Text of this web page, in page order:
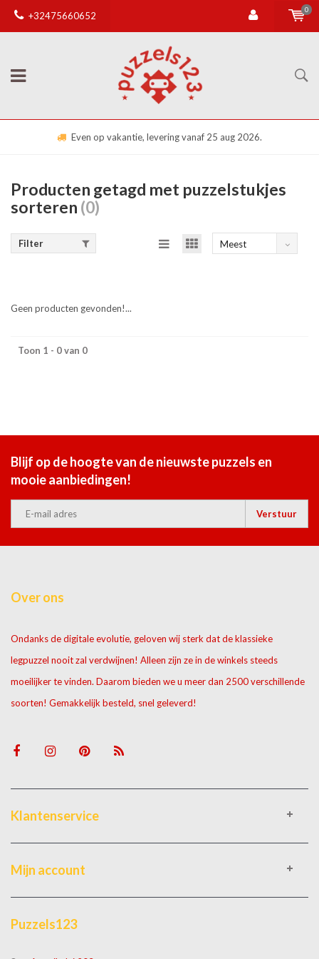
+32475660652
0
Even op vakantie, levering vanaf 25 aug 2026.
Producten getagd met puzzelstukjes
sorteren (0)
Filter
Meest
Geen producten gevonden!...
Toon 1 - 0 van 0
Blijf op de hoogte van de nieuwste puzzels en
mooie aanbiedingen!
Verstuur
Over ons
Ondanks de digitale evolutie, geloven wij sterk dat de klassieke
legpuzzel nooit zal verdwijnen! Alleen zijn ze in de winkels steeds
moeilijker te vinden. Daarom bieden we u meer dan 2500 verschillende
soorten! Gemakkelijk besteld, snel geleverd!
Klantenservice
Mijn account
Puzzels123